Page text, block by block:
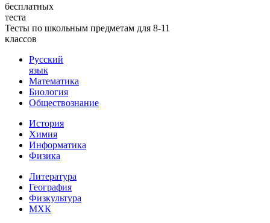
бесплатных
теста
Тесты по школьным предметам для 8-11
классов
Русский
язык
Математика
Биология
Обществознание
История
Химия
Информатика
Физика
Литература
География
Физкультура
МХК